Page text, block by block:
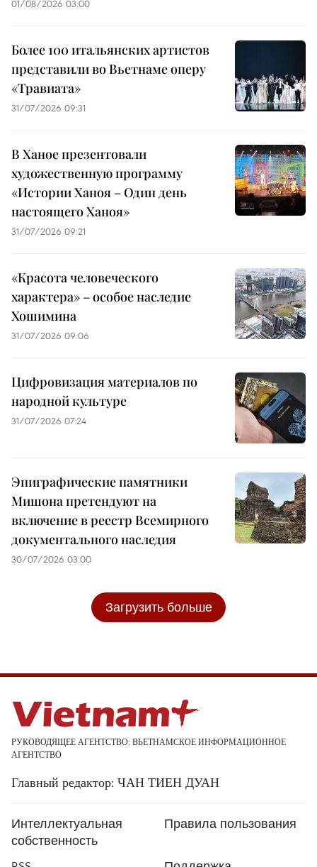
01/08/2026 03:00
Более 100 итальянских артистов
представили во Вьетнаме оперу
«Травиата»
31/07/2026 09:31
В Ханое презентовали
художественную программу
«Истории Ханоя – Один день
настоящего Ханоя»
31/07/2026 09:21
«Красота человеческого
характера» – особое наследие
Хошимина
31/07/2026 09:06
Цифровизация материалов по
народной культуре
31/07/2026 07:24
Эпиграфические памятники
Мишона претендуют на
включение в реестр Всемирного
документального наследия
30/07/2026 03:00
Загрузить больше
РУКОВОДЯЩЕЕ АГЕНТСТВО: ВЬЕТНАМСКОЕ ИНФОРМАЦИОННОЕ
АГЕНТСТВО
Главный редактор: ЧАН ТИЕН ДУАН
Интеллектуальная
собственность
Правила пользования